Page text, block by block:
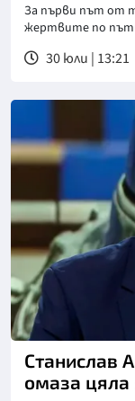
За първи път от
жертвите по
30 юли | 13:21
Снимка: Нова
Станислав
омаза цяла